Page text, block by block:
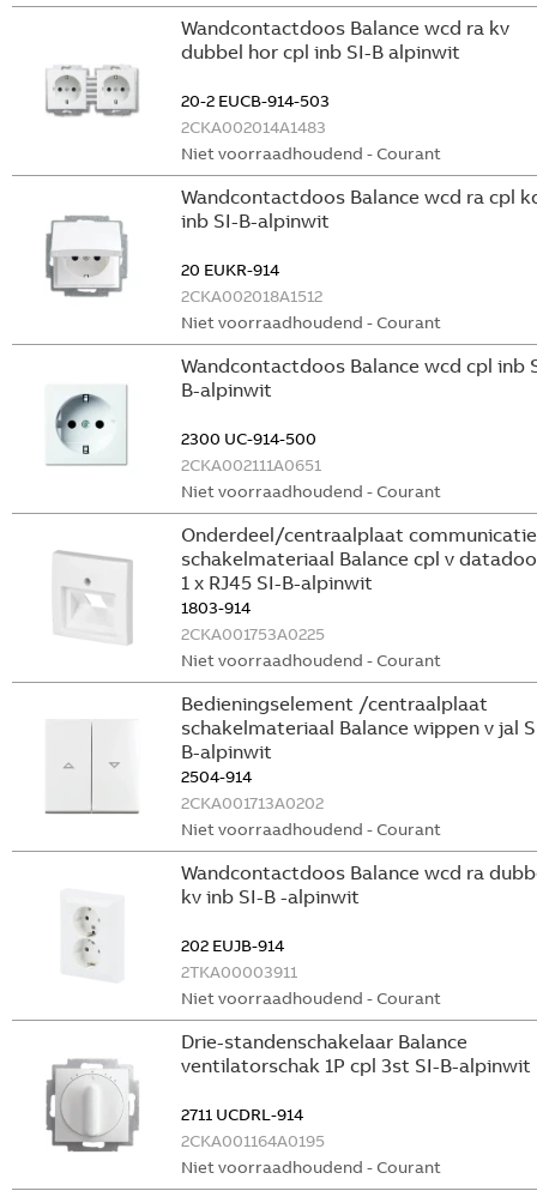
Wandcontactdoos Balance wcd ra kv
dubbel hor cpl inb SI-B alpinwit
20-2 EUCB-914-503
2CKA002014A1483
Niet voorraadhoudend - Courant
Wandcontactdoos Balance wcd ra cpl
inb SI-B-alpinwit
20 EUKR-914
2CKA002018A1512
Niet voorraadhoudend - Courant
Wandcontactdoos Balance wcd cpl inb
B-alpinwit
2300 UC-914-500
2CKA002111A0651
Niet voorraadhoudend - Courant
Onderdeel/centraalplaat
schakelmateriaal Balance cpl v
1 x RJ45 SI-B-alpinwit
1803-914
2CKA001753A0225
Niet voorraadhoudend - Courant
Bedieningselement /centraalplaat
schakelmateriaal Balance wippen v jal
B-alpinwit
2504-914
2CKA001713A0202
Niet voorraadhoudend - Courant
Wandcontactdoos Balance wcd ra
kv inb SI-B -alpinwit
202 EUJB-914
2TKA00003911
Niet voorraadhoudend - Courant
Drie-standenschakelaar Balance
ventilatorschak 1P cpl 3st SI-B-alpinwit
2711 UCDRL-914
2CKA001164A0195
Niet voorraadhoudend - Courant